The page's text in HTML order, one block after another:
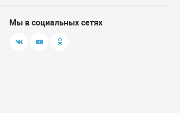
Мы в социальных сетях